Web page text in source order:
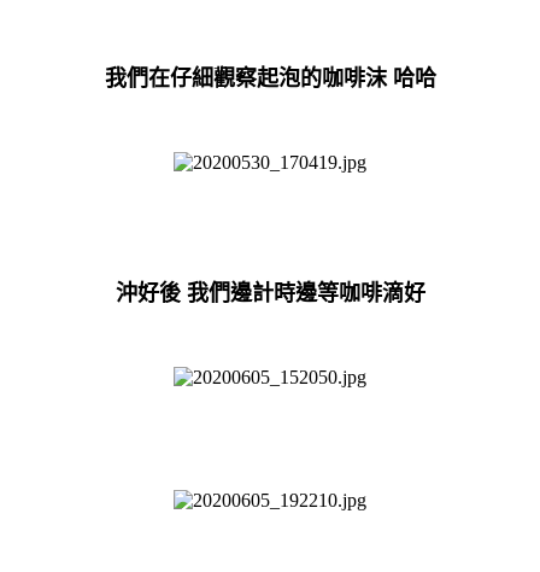
我們在仔細觀察起泡的咖啡沫 哈哈
沖好後 我們邊計時邊等咖啡滴好